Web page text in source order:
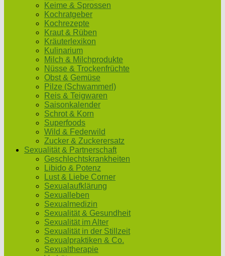
Keime & Sprossen
Kochratgeber
Kochrezepte
Kraut & Rüben
Kräuterlexikon
Kulinarium
Milch & Milchprodukte
Nüsse & Trockenfrüchte
Obst & Gemüse
Pilze (Schwammerl)
Reis & Teigwaren
Saisonkalender
Schrot & Korn
Superfoods
Wild & Federwild
Zucker & Zuckerersatz
Sexualität & Partnerschaft
Geschlechtskrankheiten
Libido & Potenz
Lust & Liebe Corner
Sexualaufklärung
Sexualleben
Sexualmedizin
Sexualität & Gesundheit
Sexualität im Alter
Sexualität in der Stillzeit
Sexualpraktiken & Co.
Sexualtherapie